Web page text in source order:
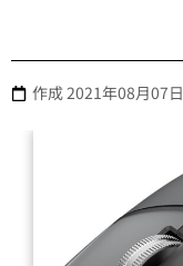
作成2021年08月07日